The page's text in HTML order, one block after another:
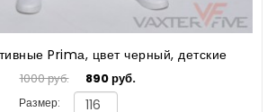
Primа, цвет черный, детские
1000 руб. 890 руб.
Размер: